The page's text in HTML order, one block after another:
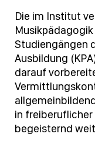
Die im Institut
Studiengängen
Ausbildung
darauf
in
begeisternd